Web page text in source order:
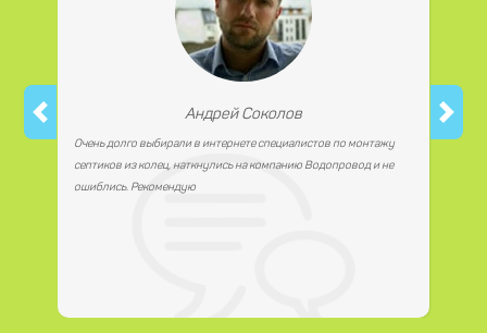
Андрей Соколов
Очень долго выбирали в интернете специалистов по монтажу
септиков из колец, наткнулись на компанию Водопровод и не
ошиблись. Рекомендую